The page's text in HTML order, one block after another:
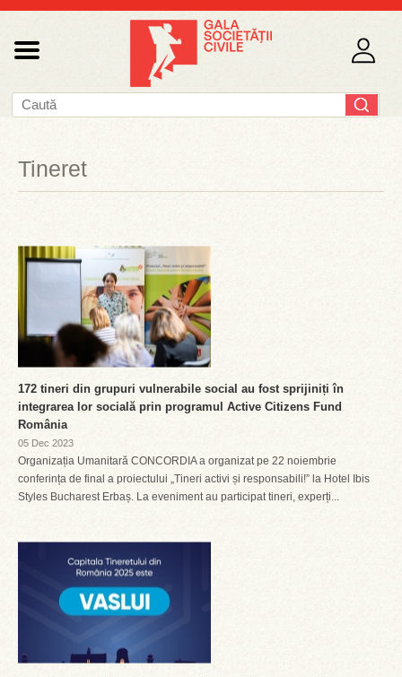
Tineret
172 tineri din grupuri vulnerabile social au fost sprijiniți în
integrarea lor socială prin programul Active Citizens Fund
România
05 Dec 2023
Organizația Umanitară CONCORDIA a organizat pe 22 noiembrie
conferința de final a proiectului „Tineri activi și responsabili!” la Hotel Ibis
Styles Bucharest Erbaș. La eveniment au participat tineri, experți...